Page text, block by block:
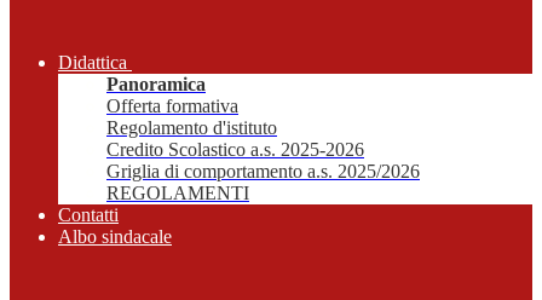
Didattica
Panoramica
Offerta formativa
Regolamento d'istituto
Credito Scolastico a.s. 2025-2026
Griglia di comportamento a.s. 2025/2026
REGOLAMENTI
Contatti
Albo sindacale